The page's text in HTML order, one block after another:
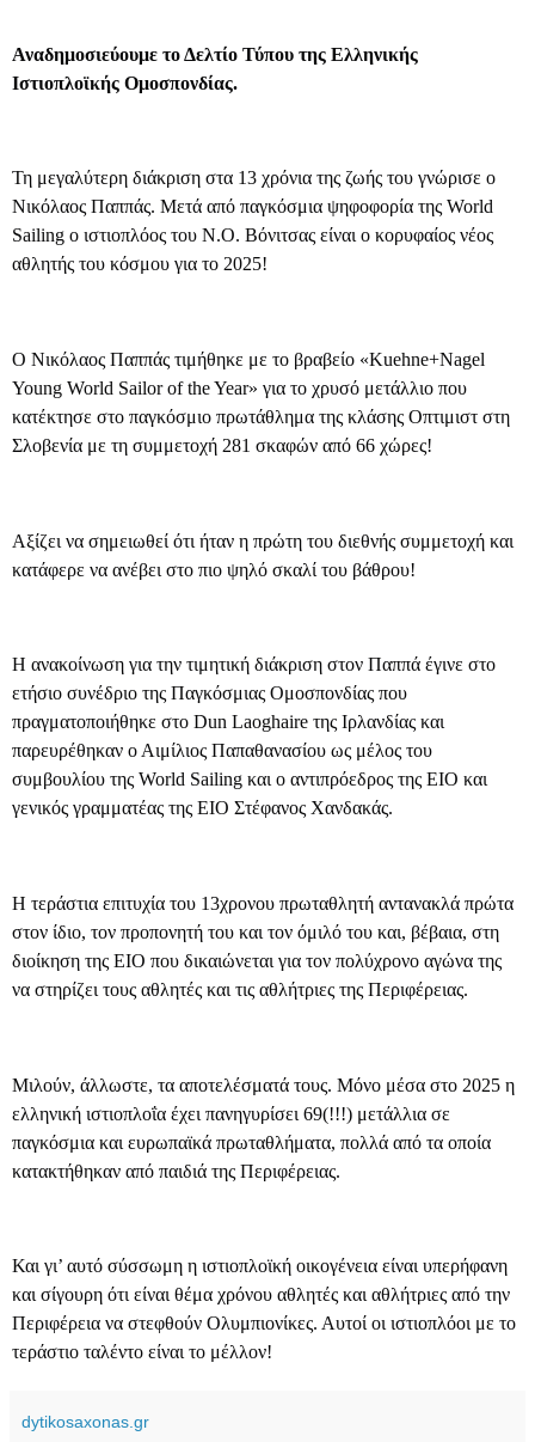
Αναδημοσιεύουμε το Δελτίο Τύπου της Ελληνικής
Ιστιοπλοϊκής Ομοσπονδίας.
Τη μεγαλύτερη διάκριση στα 13 χρόνια της ζωής του γνώρισε ο
Νικόλαος Παππάς. Μετά από παγκόσμια ψηφοφορία της World
Sailing ο ιστιοπλόος του Ν.Ο. Βόνιτσας είναι ο κορυφαίος νέος
αθλητής του κόσμου για το 2025!
Ο Νικόλαος Παππάς τιμήθηκε με το βραβείο «Kuehne+Nagel
Young World Sailor of the Year» για το χρυσό μετάλλιο που
κατέκτησε στο παγκόσμιο πρωτάθλημα της κλάσης Οπτιμιστ στη
Σλοβενία με τη συμμετοχή 281 σκαφών από 66 χώρες!
Αξίζει να σημειωθεί ότι ήταν η πρώτη του διεθνής συμμετοχή και
κατάφερε να ανέβει στο πιο ψηλό σκαλί του βάθρου!
Η ανακοίνωση για την τιμητική διάκριση στον Παππά έγινε στο
ετήσιο συνέδριο της Παγκόσμιας Ομοσπονδίας που
πραγματοποιήθηκε στο Dun Laoghaire της Ιρλανδίας και
παρευρέθηκαν ο Αιμίλιος Παπαθανασίου ως μέλος του
συμβουλίου της World Sailing και ο αντιπρόεδρος της ΕΙΟ και
γενικός γραμματέας της ΕΙΟ Στέφανος Χανδακάς.
Η τεράστια επιτυχία του 13χρονου πρωταθλητή αντανακλά πρώτα
στον ίδιο, τον προπονητή του και τον όμιλό του και, βέβαια, στη
διοίκηση της ΕΙΟ που δικαιώνεται για τον πολύχρονο αγώνα της
να στηρίζει τους αθλητές και τις αθλήτριες της Περιφέρειας.
Μιλούν, άλλωστε, τα αποτελέσματά τους. Μόνο μέσα στο 2025 η
ελληνική ιστιοπλοΐα έχει πανηγυρίσει 69(!!!) μετάλλια σε
παγκόσμια και ευρωπαϊκά πρωταθλήματα, πολλά από τα οποία
κατακτήθηκαν από παιδιά της Περιφέρειας.
Και γι’ αυτό σύσσωμη η ιστιοπλοϊκή οικογένεια είναι υπερήφανη
και σίγουρη ότι είναι θέμα χρόνου αθλητές και αθλήτριες από την
Περιφέρεια να στεφθούν Ολυμπιονίκες. Αυτοί οι ιστιοπλόοι με το
τεράστιο ταλέντο είναι το μέλλον!
dytikosaxonas.gr